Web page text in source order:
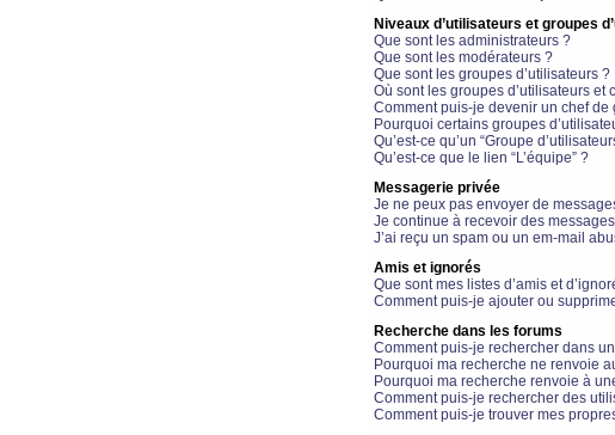
Niveaux d’utilisateurs et groupes
Que sont les administrateurs ?
Que sont les modérateurs ?
Que sont les groupes d’utilisateurs ?
Où sont les groupes d’utilisateurs
Comment puis-je devenir un chef de
Pourquoi certains groupes
Qu’est-ce qu’un “Groupe
Qu’est-ce que le lien “L’équipe” ?
Messagerie privée
Je ne peux pas envoyer de
Je continue à recevoir des
J’ai reçu un spam ou un em-mail
Amis et ignorés
Que sont mes listes d’amis et
Comment puis-je ajouter ou
Recherche dans les forums
Comment puis-je rechercher dans
Pourquoi ma recherche ne renvoie
Pourquoi ma recherche renvoie à
Comment puis-je rechercher des
Comment puis-je trouver mes